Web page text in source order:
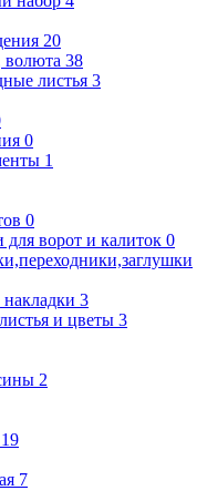
20
волюта 38
листья 3
0
1
0
ворот и калиток 0
3
и цветы 3
2
19
7